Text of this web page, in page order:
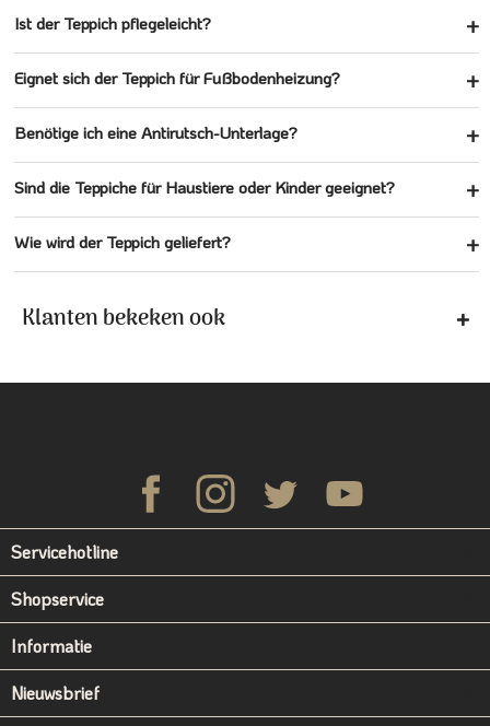
Ist der Teppich pflegeleicht?
Eignet sich der Teppich für Fußbodenheizung?
Benötige ich eine Antirutsch-Unterlage?
Sind die Teppiche für Haustiere oder Kinder geeignet?
Wie wird der Teppich geliefert?
Klanten bekeken ook
Servicehotline
Shopservice
Informatie
Nieuwsbrief